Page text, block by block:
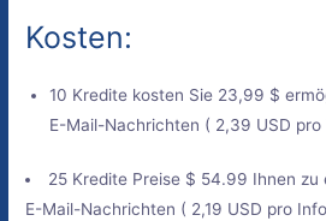
Kosten:
10 Kredite kosten Sie 23,99 $
E-Mail-Nachrichten ( 2,39 USD
25 Kredite Preise $ 54.99 Ihnen zu
E-Mail-Nachrichten ( 2,19 USD pro